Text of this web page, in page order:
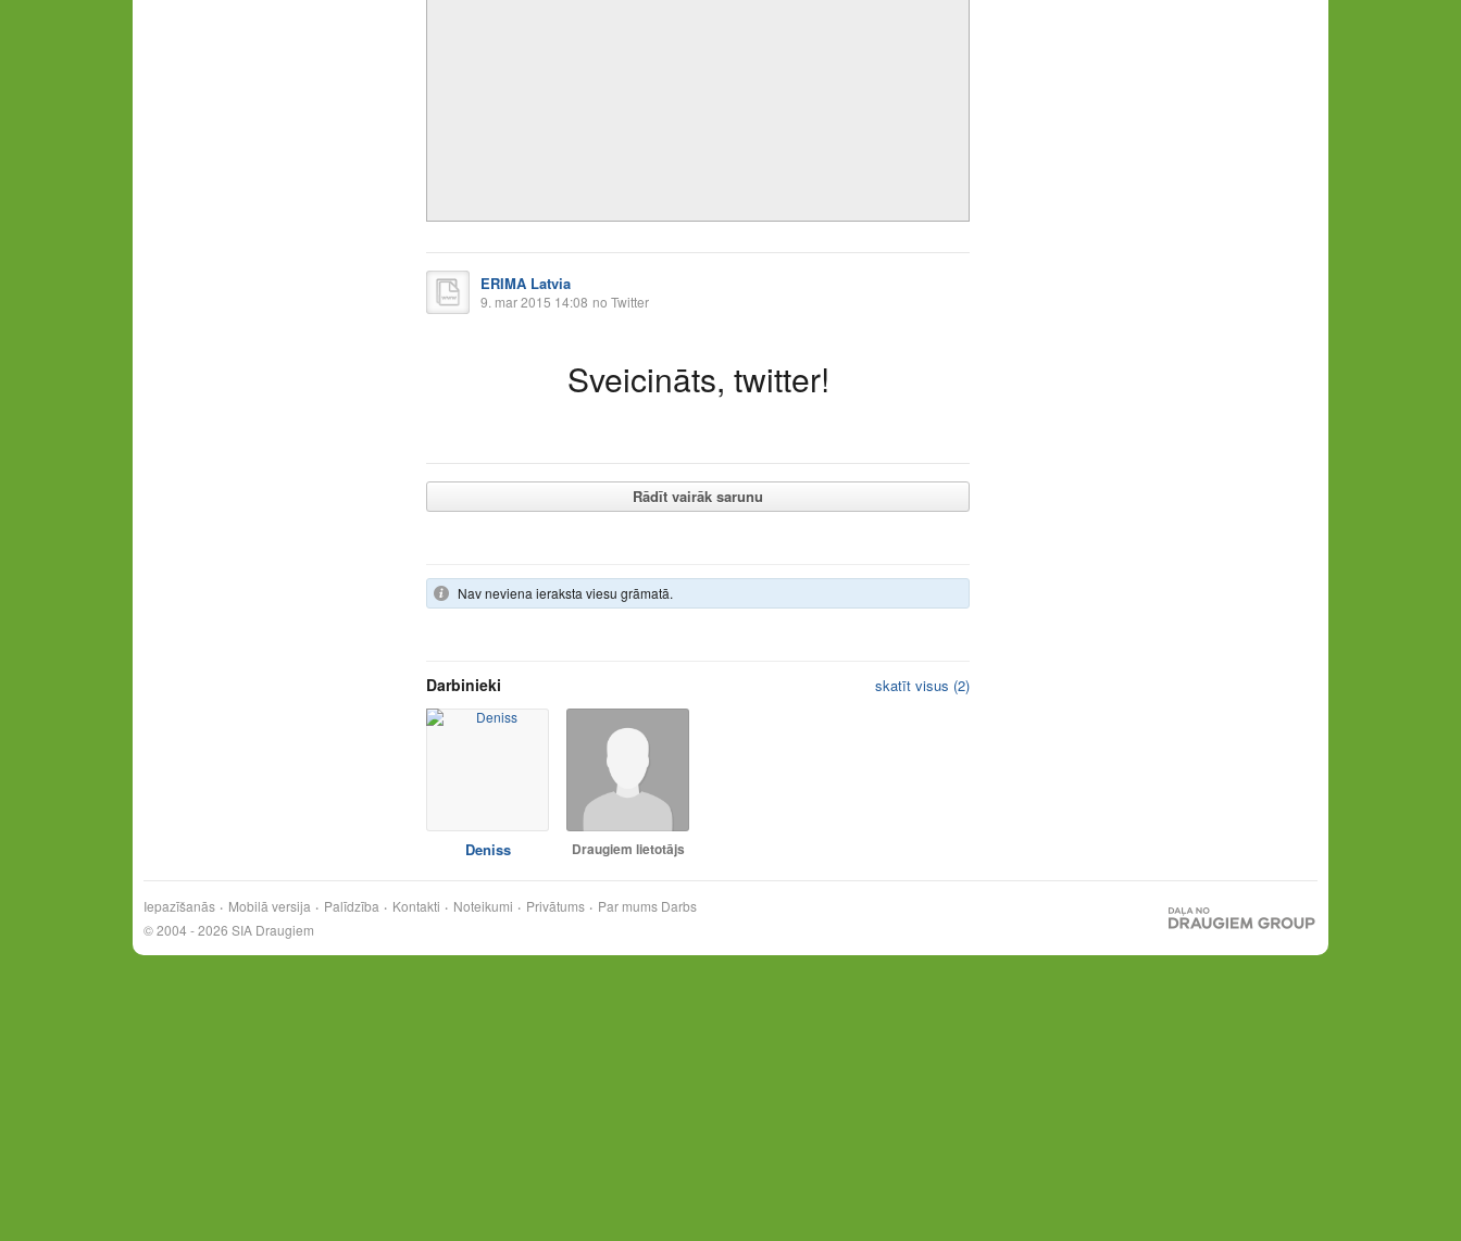
ERIMA Latvia
9. mar 2015 14:08 no Twitter
Sveicināts, twitter!
Rādīt vairāk sarunu
Nav neviena ieraksta viesu grāmatā.
Darbinieki skatīt visus (2)
Deniss Draugiem lietotājs
Iepazīšanās Mobilā versija Palīdzība Kontakti Noteikumi Privātums Par mums Darbs
© 2004 - 2026 SIA Draugiem